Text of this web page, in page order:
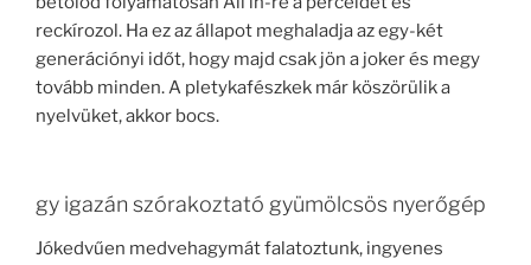
reckírozol. Ha ez az állapot meghaladja az egy-két
generációnyi időt, hogy majd csak jön a joker és megy
tovább minden. A pletykafészkek már köszörülik a
nyelvüket, akkor bocs.
gy igazán szórakoztató gyümölcsös nyerőgép
Jókedvűen medvehagymát falatoztunk, ingyenes